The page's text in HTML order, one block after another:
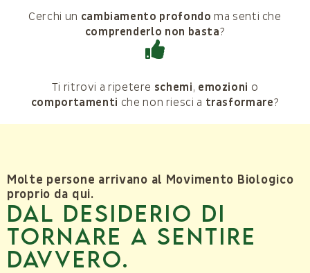
Cerchi un cambiamento profondo ma senti che
comprenderlo non basta?
Ti ritrovi a ripetere schemi, emozioni o
comportamenti che non riesci a trasformare?
Molte persone arrivano al Movimento Biologico
proprio da qui.
Dal desiderio di
tornare a sentire
davvero.